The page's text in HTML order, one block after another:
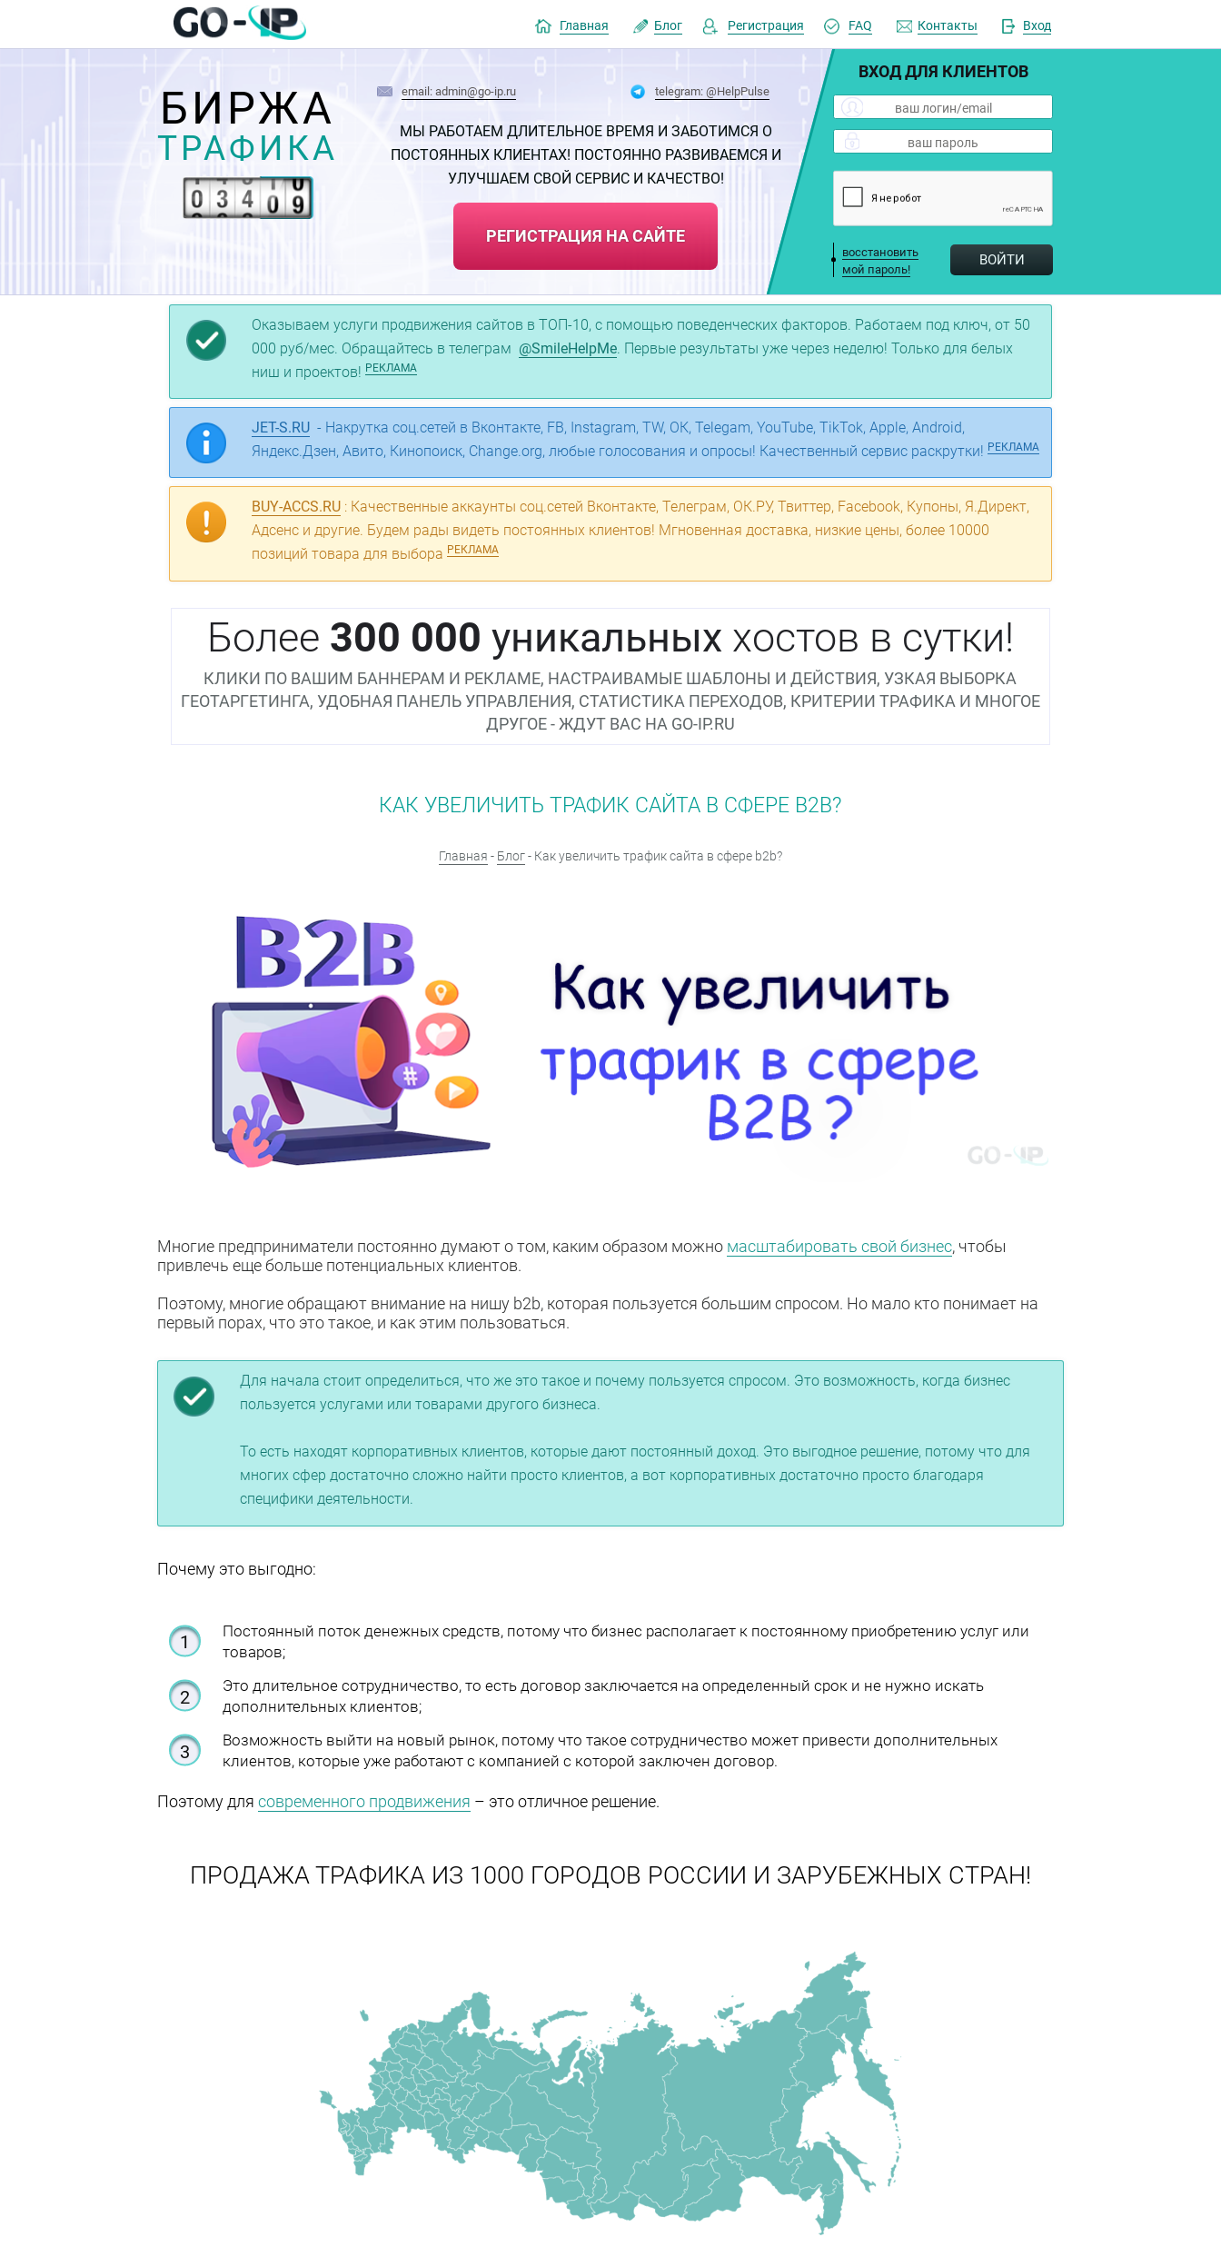
Главная Блог Регистрация FAQ Контакты Вход
БИРЖА
ТРАФИКА
email: admin@go-ip.ru telegram: @HelpPulse
МЫ РАБОТАЕМ ДЛИТЕЛЬНОЕ ВРЕМЯ И ЗАБОТИМСЯ О
ПОСТОЯННЫХ КЛИЕНТАХ! ПОСТОЯННО РАЗВИВАЕМСЯ И
УЛУЧШАЕМ СВОЙ СЕРВИС И КАЧЕСТВО!
РЕГИСТРАЦИЯ НА САЙТЕ
ВХОД ДЛЯ КЛИЕНТОВ
восстановить
мой пароль!
ВОЙТИ
Оказываем услуги продвижения сайтов в ТОП-10, с помощью поведенческих факторов. Работаем под ключ, от 50
000 руб/мес. Обращайтесь в телеграм @SmileHelpMe. Первые результаты уже через неделю! Только для белых
ниш и проектов!РЕКЛАМА
JET-S.RU - Накрутка соц.сетей в Вконтакте, FB, Instagram, TW, ОК, Telegam, YouTube, TikTok, Apple, Android,
Яндекс.Дзен, Авито, Кинопоиск, Change.org, любые голосования и опросы! Качественный сервис раскрутки!РЕКЛАМА
BUY-ACCS.RU : Качественные аккаунты соц.сетей Вконтакте, Телеграм, ОК.РУ, Твиттер, Facebook, Купоны, Я.Директ,
Адсенс и другие. Будем рады видеть постоянных клиентов! Мгновенная доставка, низкие цены, более 10000
позиций товара для выбораРЕКЛАМА
Более 300 000 уникальных хостов в сутки!
КЛИКИ ПО ВАШИМ БАННЕРАМ И РЕКЛАМЕ, НАСТРАИВАМЫЕ ШАБЛОНЫ И ДЕЙСТВИЯ, УЗКАЯ ВЫБОРКА
ГЕОТАРГЕТИНГА, УДОБНАЯ ПАНЕЛЬ УПРАВЛЕНИЯ, СТАТИСТИКА ПЕРЕХОДОВ, КРИТЕРИИ ТРАФИКА И МНОГОЕ
ДРУГОЕ - ЖДУТ ВАС НА GO-IP.RU
КАК УВЕЛИЧИТЬ ТРАФИК САЙТА В СФЕРЕ B2B?
Главная - Блог- Как увеличить трафик сайта в сфере b2b?
Многие предприниматели постоянно думают о том, каким образом можно масштабировать свой бизнес, чтобы
привлечь еще больше потенциальных клиентов.
Поэтому, многие обращают внимание на нишу b2b, которая пользуется большим спросом. Но мало кто понимает на
первый порах, что это такое, и как этим пользоваться.
Для начала стоит определиться, что же это такое и почему пользуется спросом. Это возможность, когда бизнес
пользуется услугами или товарами другого бизнеса.
То есть находят корпоративных клиентов, которые дают постоянный доход. Это выгодное решение, потому что для
многих сфер достаточно сложно найти просто клиентов, а вот корпоративных достаточно просто благодаря
специфики деятельности.
Почему это выгодно:
Постоянный поток денежных средств, потому что бизнес располагает к постоянному приобретению услуг или
товаров;
Это длительное сотрудничество, то есть договор заключается на определенный срок и не нужно искать
дополнительных клиентов;
Возможность выйти на новый рынок, потому что такое сотрудничество может привести дополнительных
клиентов, которые уже работают с компанией с которой заключен договор.
Поэтому для современного продвижения – это отличное решение.
ПРОДАЖА ТРАФИКА ИЗ 1000 ГОРОДОВ РОССИИ И ЗАРУБЕЖНЫХ СТРАН!